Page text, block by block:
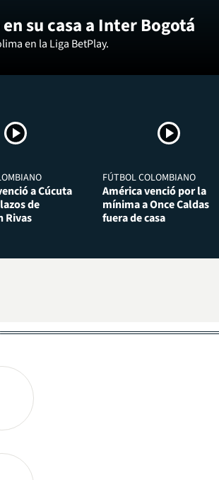
su casa a Inter Bogotá
en la Liga BetPlay.
a Cúcuta
de
Rivas
FÚTBOL COLOMBIANO
América venció por la
mínima a Once Caldas
fuera de casa